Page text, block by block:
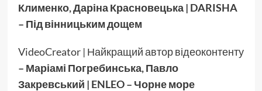
Клименко, Даріна Красновецька | DARISHA
– Під вінницьким дощем
VideoCreator | Найкращий автор відеоконтенту
– Маріамі Погребинська, Павло
Закревський | ENLEO – Чорне море